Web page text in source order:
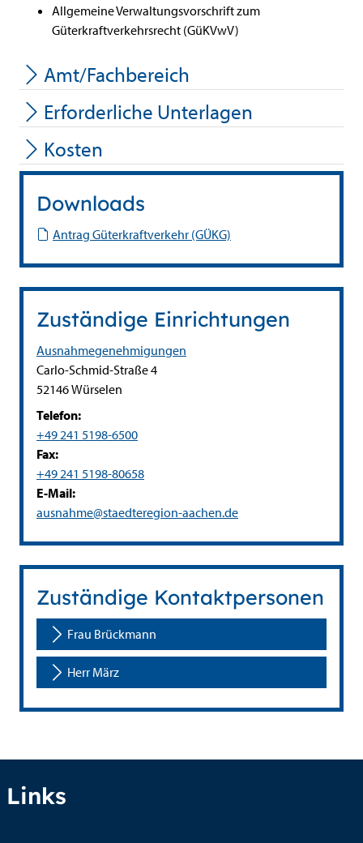
Allgemeine Verwaltungsvorschrift zum
Güterkraftverkehrsrecht (GüKVwV)
Amt/Fachbereich
Erforderliche Unterlagen
Kosten
Downloads
Antrag Güterkraftverkehr (GÜKG)
Zuständige Einrichtungen
Ausnahmegenehmigungen
Straße:
Carlo-Schmid-StraßeHausnummer:
4
PLZ:
52146Ort:
Würselen
Telefon:
+49 241 5198-6500
Fax:
+49 241 5198-80658
E-Mail:
ausnahme@staedteregion-aachen.de
Zuständige Kontaktpersonen
Frau Brückmann
Herr März
Links